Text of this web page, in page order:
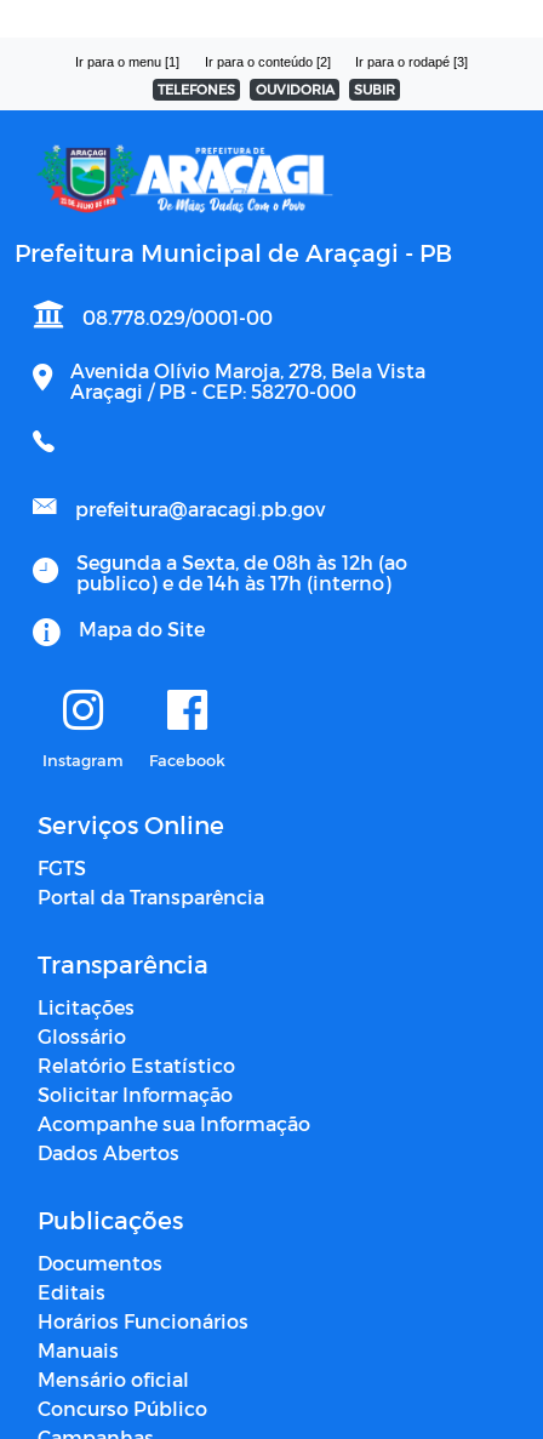
Ir para o menu [1] Ir para o conteúdo [2] Ir para o rodapé [3]
TELEFONES OUVIDORIA SUBIR
Prefeitura Municipal de Araçagi - PB
08.778.029/0001-00
Avenida Olívio Maroja, 278, Bela Vista
Araçagi / PB - CEP: 58270-000
prefeitura@aracagi.pb.gov
Segunda a Sexta, de 08h às 12h (ao
publico) e de 14h às 17h (interno)
Mapa do Site
Instagram Facebook
Serviços Online
FGTS
Portal da Transparência
Transparência
Licitações
Glossário
Relatório Estatístico
Solicitar Informação
Acompanhe sua Informação
Dados Abertos
Publicações
Documentos
Editais
Horários Funcionários
Manuais
Mensário oficial
Concurso Público